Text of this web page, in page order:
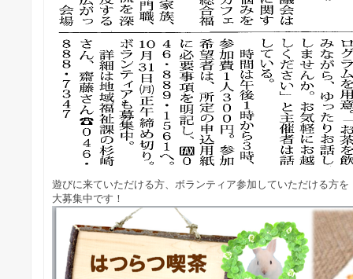
遊びに来ていただける方、ボランティア参加していただける方を
大募集中です！